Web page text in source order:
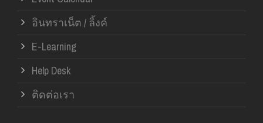
อินทราเน็ต / ลิ้งค์
E-Learning
Help Desk
ติดต่อเรา